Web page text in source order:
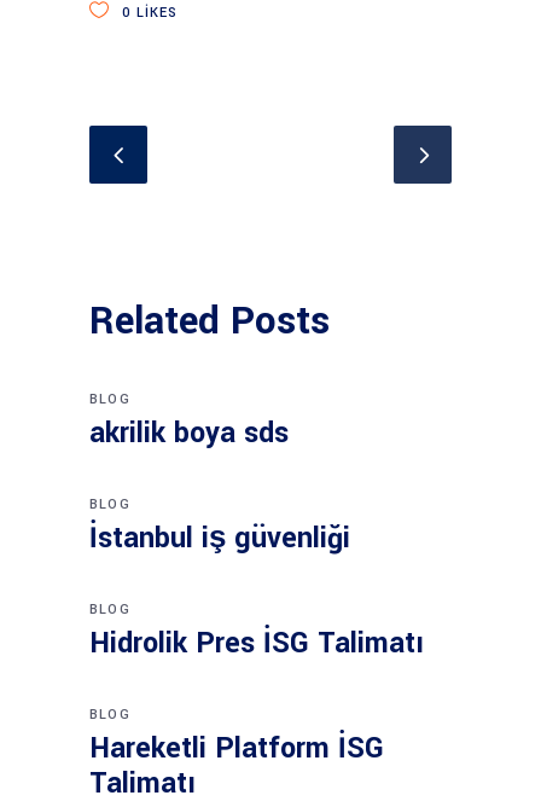
0 LIKES
Related Posts
BLOG
akrilik boya sds
BLOG
İstanbul iş güvenliği
BLOG
Hidrolik Pres İSG Talimatı
BLOG
Hareketli Platform İSG
Talimatı